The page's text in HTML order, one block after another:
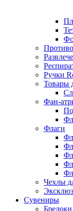
Ручки
Товары
Фан-
Флаги
Чехлы
Сувениры
Брелоки